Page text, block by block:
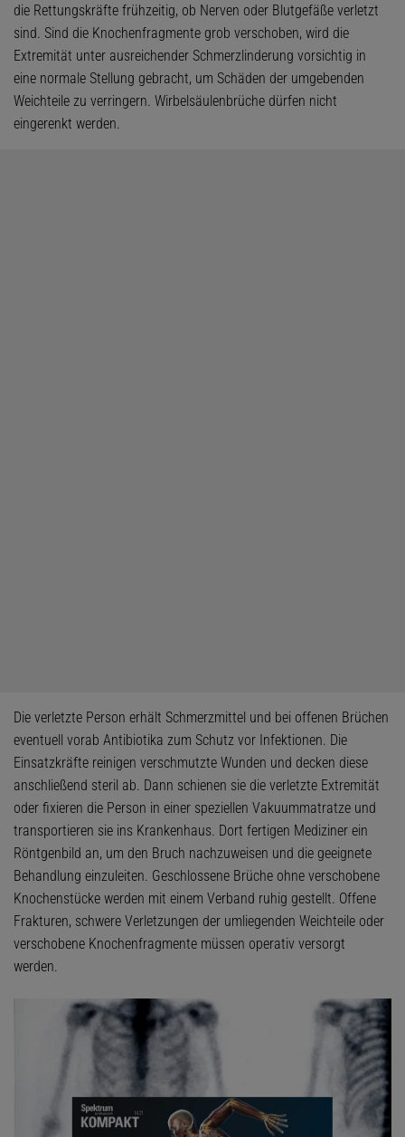
die Rettungskräfte frühzeitig, ob Nerven oder Blutgefäße verletzt
sind. Sind die Knochenfragmente grob verschoben, wird die
Extremität unter ausreichender Schmerzlinderung vorsichtig in
eine normale Stellung gebracht, um Schäden der umgebenden
Weichteile zu verringern. Wirbelsäulenbrüche dürfen nicht
eingerenkt werden.
Die verletzte Person erhält Schmerzmittel und bei offenen Brüchen
eventuell vorab Antibiotika zum Schutz vor Infektionen. Die
Einsatzkräfte reinigen verschmutzte Wunden und decken diese
anschließend steril ab. Dann schienen sie die verletzte Extremität
oder fixieren die Person in einer speziellen Vakuummatratze und
transportieren sie ins Krankenhaus. Dort fertigen Mediziner ein
Röntgenbild an, um den Bruch nachzuweisen und die geeignete
Behandlung einzuleiten. Geschlossene Brüche ohne verschobene
Knochenstücke werden mit einem Verband ruhig gestellt. Offene
Frakturen, schwere Verletzungen der umliegenden Weichteile oder
verschobene Knochenfragmente müssen operativ versorgt
werden.